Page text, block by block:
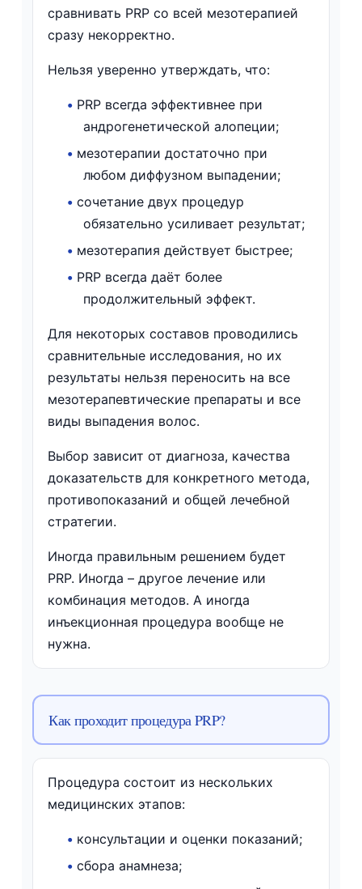
сравнивать PRP со всей мезотерапией
сразу некорректно.
Нельзя уверенно утверждать, что:
• PRP всегда эффективнее при
андрогенетической алопеции;
• мезотерапии достаточно при
любом диффузном выпадении;
• сочетание двух процедур
обязательно усиливает результат;
• мезотерапия действует быстрее;
• PRP всегда даёт более
продолжительный эффект.
Для некоторых составов проводились
сравнительные исследования, но их
результаты нельзя переносить на все
мезотерапевтические препараты и все
виды выпадения волос.
Выбор зависит от диагноза, качества
доказательств для конкретного метода,
противопоказаний и общей лечебной
стратегии.
Иногда правильным решением будет
PRP. Иногда – другое лечение или
комбинация методов. А иногда
инъекционная процедура вообще не
нужна.
Как проходит процедура PRP?
Процедура состоит из нескольких
медицинских этапов:
• консультации и оценки показаний;
• сбора анамнеза;